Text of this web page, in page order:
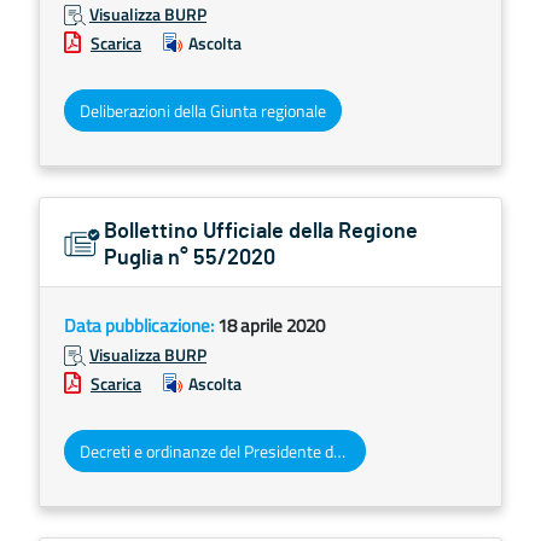
Visualizza BURP
Scarica
Ascolta
Deliberazioni della Giunta regionale
Bollettino Ufficiale della Regione
Puglia n° 55/2020
Data pubblicazione:18 aprile 2020
Visualizza BURP
Scarica
Ascolta
Decreti e ordinanze del Presidente della Giunta regionale